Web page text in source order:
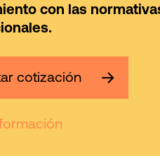
con las
cotización